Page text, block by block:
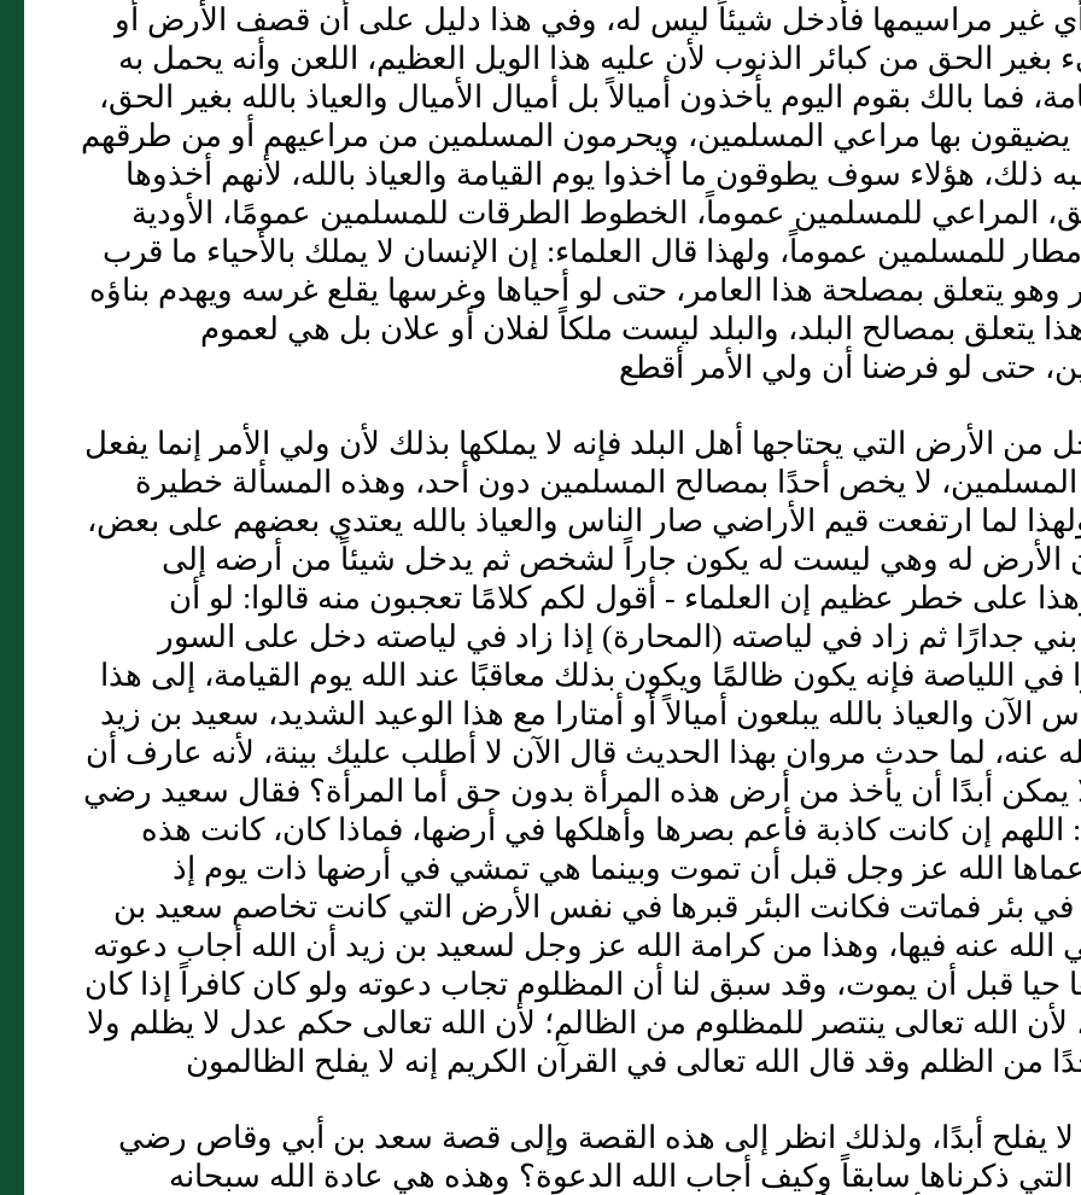
أي غير مراسيمها فأدخل شيئاً ليس له، وفي هذا دليل على أن قصف الأرض أو
الحق من كبائر الذنوب لأن عليه هذا الويل العظيم، اللعن وأنه يحمل به
فما بالك بقوم اليوم يأخذون أميالاً بل أميال الأميال والعياذ بالله بغير الحق،
يضيقون بها مراعي المسلمين، ويحرمون المسلمين من مراعيهم أو من طرقهم
ذلك، هؤلاء سوف يطوقون ما أخذوا يوم القيامة والعياذ بالله، لأنهم أخذوها
المراعي للمسلمين عموماً، الخطوط الطرقات للمسلمين عمومًا، الأودية
للمسلمين عموماً، ولهذا قال العلماء: إن الإنسان لا يملك بالأحياء ما قرب
يتعلق بمصلحة هذا العامر، حتى لو أحياها وغرسها يقلع غرسه ويهدم بناؤه
يتعلق بمصالح البلد، والبلد ليست ملكاً لفلان أو علان بل هي لعموم
حتى لو فرضنا أن ولي الأمر أقطع
من الأرض التي يحتاجها أهل البلد فإنه لا يملكها بذلك لأن ولي الأمر إنما يفعل
لا يخص أحدًا بمصالح المسلمين دون أحد، وهذه المسألة خطيرة
ولهذا لما ارتفعت قيم الأراضي صار الناس والعياذ بالله يعتدي بعضهم على بعض،
الأرض له وهي ليست له يكون جاراً لشخص ثم يدخل شيئاً من أرضه إلى
على خطر عظيم إن العلماء - أقول لكم كلامًا تعجبون منه قالوا: لو أن
بني جدارًا ثم زاد في لياصته (المحارة) إذا زاد في لياصته دخل على السور
في اللياصة فإنه يكون ظالمًا ويكون بذلك معاقبًا عند الله يوم القيامة، إلى هذا
الآن والعياذ بالله يبلعون أميالاً أو أمتارا مع هذا الوعيد الشديد، سعيد بن زيد
عنه، لما حدث مروان بهذا الحديث قال الآن لا أطلب عليك بينة، لأنه عارف أن
يمكن أبدًا أن يأخذ من أرض هذه المرأة بدون حق أما المرأة؟ فقال سعيد رضي
اللهم إن كانت كاذبة فأعم بصرها وأهلكها في أرضها، فماذا كان، كانت هذه
الله عز وجل قبل أن تموت وبينما هي تمشي في أرضها ذات يوم إذ
بئر فماتت فكانت البئر قبرها في نفس الأرض التي كانت تخاصم سعيد بن
عنه فيها، وهذا من كرامة الله عز وجل لسعيد بن زيد أن الله أجاب دعوته
حيا قبل أن يموت، وقد سبق لنا أن المظلوم تجاب دعوته ولو كان كافراً إذا كان
لأن الله تعالى ينتصر للمظلوم من الظالم؛ لأن الله تعالى حكم عدل لا يظلم ولا
من الظلم وقد قال الله تعالى في القرآن الكريم إنه لا يفلح الظالمون
لا يفلح أبدًا، ولذلك انظر إلى هذه القصة وإلى قصة سعد بن أبي وقاص رضي
التي ذكرناها سابقاً وكيف أجاب الله الدعوة؟ وهذه هي عادة الله سبحانه